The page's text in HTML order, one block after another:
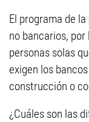
El programa de
no bancarios,
personas solas
exigen los
construcción o
¿Cuáles son las